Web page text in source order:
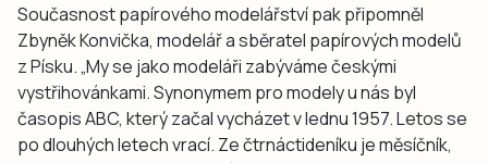
Současnost papírového modelářství pak připomněl
Zbyněk Konvička, modelář a sběratel papírových modelů
z Písku. „My se jako modeláři zabýváme českými
vystřihovánkami. Synonymem pro modely u nás byl
časopis ABC, který začal vycházet v lednu 1957. Letos se
po dlouhých letech vrací. Ze čtrnáctideníku je měsíčník,